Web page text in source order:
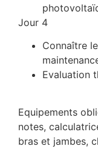
Jour 4
Connaître
Evaluation
Equipements
notes,
bras et jambes,